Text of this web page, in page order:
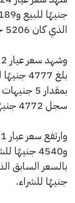
الذي كان 5206 جنيهًا للبيع و5183 جنيهًا للشراء.
بمقدار
سجل 4772 جنيهًا للبيع و 4751 جنيهًا للشراء.
جنيهًا للشراء.